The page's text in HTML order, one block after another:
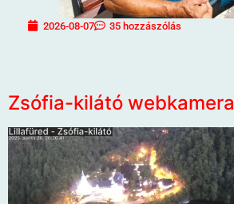
2026-08-07 35 hozzászólás
Zsófia-kilátó webkamera